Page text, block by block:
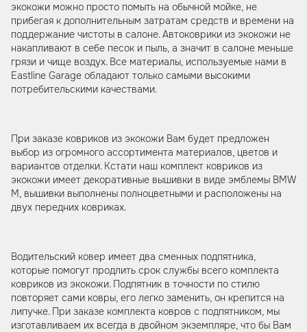
экокожи можно просто помыть на обычной мойке, не
прибегая к дополнительным затратам средств и времени на
поддержание чистоты в салоне. Автоковрики из экокожи не
накапливают в себе песок и пыль, а значит в салоне меньше
грязи и чище воздух. Все материалы, используемые нами в
Eastline Garage обладают только самыми высокими
потребительскими качествами.
При заказе ковриков из экокожи Вам будет предложен
выбор из огромного ассортимента материалов, цветов и
вариантов отделки. Кстати наш комплект ковриков из
экокожи имеет декоративные вышивки в виде эмблемы BMW
M, вышивки выполнены полноцветными и расположены на
двух передних ковриках.
Водительский ковер имеет два сменных подпятника,
которые помогут продлить срок службы всего комплекта
ковриков из экокожи. Подпятник в точности по стилю
повторяет сами ковры, его легко заменить, он крепится на
липучке. При заказе комплекта ковров с подпятником, мы
изготавливаем их всегда в двойном экземпляре, что бы Вам